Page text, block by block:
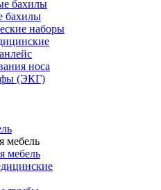
бахилы
бахилы
наборы
носа
(ЭКГ)
мебель
мебель